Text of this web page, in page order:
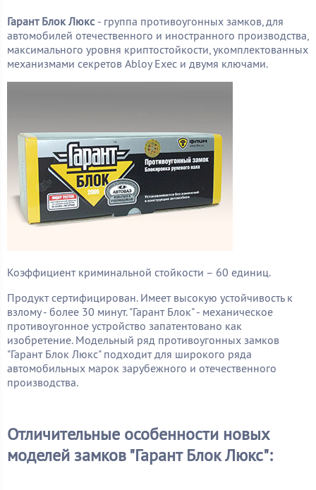
Гарант Блок Люкс- группа противоугонных замков, для
автомобилей отечественного и иностранного производства,
максимального уровня криптостойкости, укомплектованных
механизмами секретов Abloy Exec и двумя ключами.
Коэффициент криминальной стойкости – 60 единиц.
Продукт сертифицирован. Имеет высокую устойчивость к
взлому - более 30 минут. "Гарант Блок" - механическое
противоугонное устройство запатентовано как
изобретение. Модельный ряд противоугонных замков
"Гарант Блок Люкс" подходит для широкого ряда
автомобильных марок зарубежного и отечественного
производства.
Отличительные особенности новых
моделей замков "Гарант Блок Люкс":